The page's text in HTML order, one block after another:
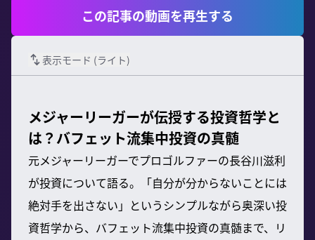
この記事の動画を再生する
表示モード (ライト)
メジャーリーガーが伝授する投資哲学と
は？バフェット流集中投資の真髄
元メジャーリーガーでプロゴルファーの長谷川滋利
が投資について語る。「自分が分からないことには
絶対手を出さない」というシンプルながら奥深い投
資哲学から、バフェット流集中投資の真髄まで、リ